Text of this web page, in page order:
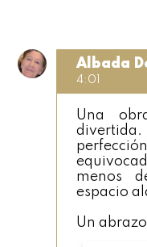
Albada
4:01
Una
menos
espacio
Un abrazo